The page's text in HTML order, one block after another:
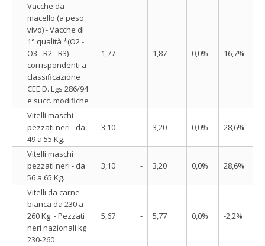
Vacche da
macello (a peso
vivo) - Vacche di
1° qualità *(O2 -
O3 - R2 - R3) -
corrispondenti a
classificazione
CEE D. Lgs 286/94
e succ. modifiche
1,77 - 1,87 0,0% 16,7%
Vitelli maschi
pezzati neri - da
49 a 55 Kg.
3,10 - 3,20 0,0% 28,6%
Vitelli maschi
pezzati neri - da
56 a 65 Kg.
3,10 - 3,20 0,0% 28,6%
Vitelli da carne
bianca da 230 a
260 Kg. - Pezzati
neri nazionali kg
230-260
5,67 - 5,77 0,0% -2,2%